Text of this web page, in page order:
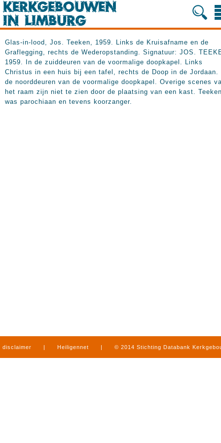
Glas-in-lood, Jos. Teeken, 1959. Links de Kruisafname en de
Graflegging, rechts de Wederopstanding. Signatuur: JOS.
1959. In de zuiddeuren van de voormalige doopkapel. Links
Christus in een huis bij een tafel, rechts de Doop in de Jordaan.
de noorddeuren van de voormalige doopkapel. Overige scenes
het raam zijn niet te zien door de plaatsing van een kast.
was parochiaan en tevens koorzanger.
disclaimer | Heiligennet | © 2014 Stichting Databank